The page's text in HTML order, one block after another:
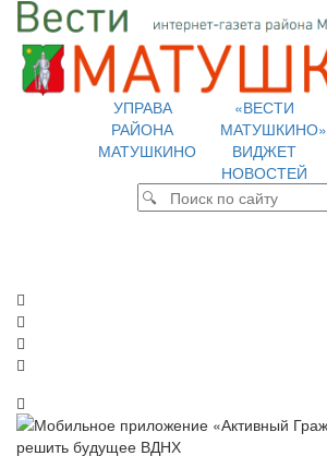
УПРАВА
РАЙОНА
МАТУШКИНО
«ВЕСТИ
МАТУШКИНО»
ВИДЖЕТ
НОВОСТЕЙ